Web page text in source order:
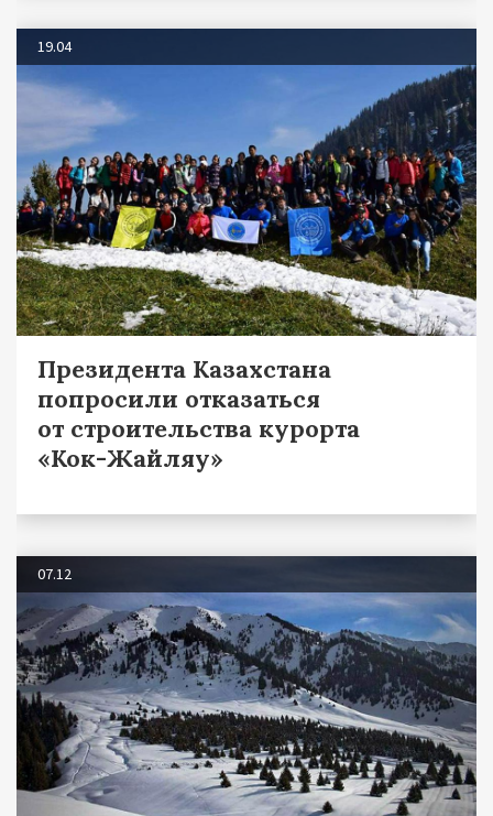
19.04
Президента Казахстана
попросили отказаться
от строительства курорта
«Кок-Жайляу»
07.12